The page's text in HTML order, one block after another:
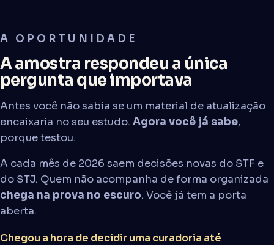
A OPORTUNIDADE
A amostra respondeu a única
pergunta que importava
Antes você não sabia se um material de atualização
encaixaria no seu estudo. Agora você já sabe,
porque testou.
A cada mês de 2026 saem decisões novas do STF e
do STJ. Quem não acompanha de forma organizada
chega na prova no escuro. Você já tem a porta
aberta.
Chegou a hora de decidir uma curadoria até